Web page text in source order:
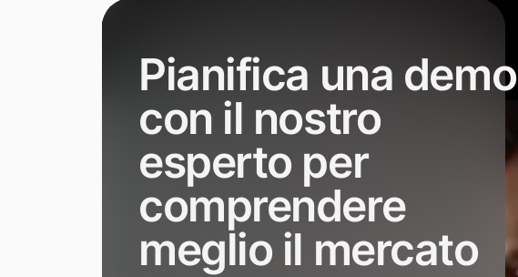
Pianifica una demo
con il nostro
esperto per
comprendere
meglio il mercato